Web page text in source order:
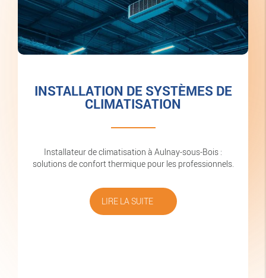
INSTALLATION DE SYSTÈMES DE
CLIMATISATION
Installateur de climatisation à Aulnay-sous-Bois :
solutions de confort thermique pour les professionnels.
LIRE LA SUITE